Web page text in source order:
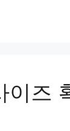
즈